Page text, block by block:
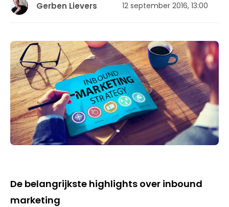
Gerben Lievers 12 september 2016, 13:00
De belangrijkste highlights over inbound
marketing